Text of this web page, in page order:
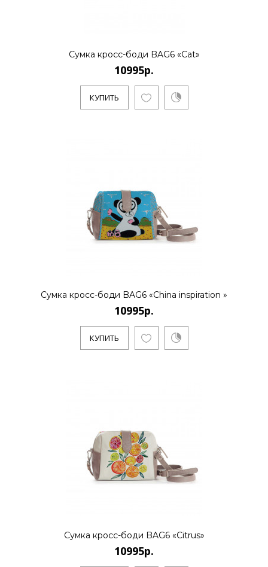
..
10995р.
10995р.
КУПИТЬ
Сумка кросс-боди BAG6 «Cat»
10995р.
КУПИТЬ
Сумка кросс-боди BAG6 «China inspiration »
10995р.
КУПИТЬ
Сумка кросс-боди BAG6 «Citrus»
10995р.